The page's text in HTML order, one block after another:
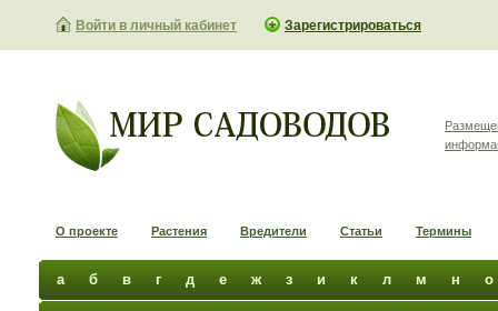
Войти в личный кабинет Зарегистрироваться
О проекте Растения Вредители Статьи Термины
а б в г д е ж з и к л м н о